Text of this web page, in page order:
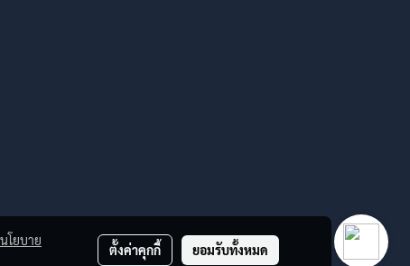
นโยบาย
ตั้งค่าคุกกี้ ยอมรับทั้งหมด